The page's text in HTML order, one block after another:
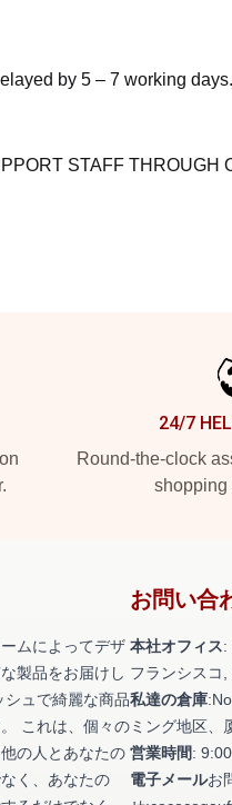
by 5 – 7 working
STAFF THROUGH
24/7
Round-the-clock
shopping
ムによってデザ
製品をお届けし
ュで綺麗な商品
これは、個々の
の人とあなたの
く、あなたの
お問い合
本社オフィス:
フランシスコ
私達の倉庫
ミング地区、
営業時間:
電子メールお